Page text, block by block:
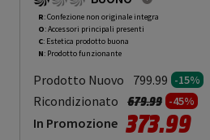
R: Confezione non originale integra
O: Accessori principali presenti
C: Estetica prodotto buona
N: Prodotto funzionante
Prodotto Nuovo 799.99 -15%
Ricondizionato Prezzo ridotto da
679.99a-45%
In Promozione 373.99